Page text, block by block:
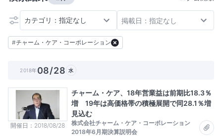
カテゴリ：指定なし 掲載日：指定なし
#チャーム・ケア・コーポレーション
2018年08/28 水
開催日 2018/08/28
チャーム・ケア、18年営業益は前期比18.3％
増 19年は高価格帯の積極展開で同28.1％増
見込む
株式会社チャーム・ケア・コーポレーション
2018年6月期決算説明会